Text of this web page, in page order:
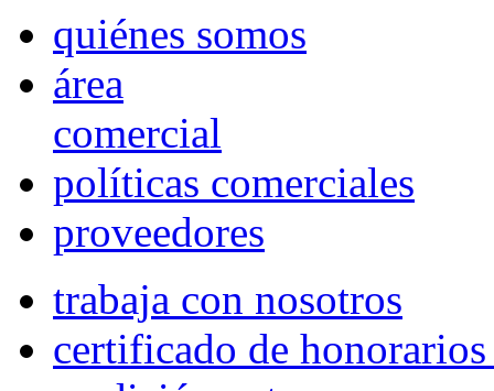
quiénes somos
área
comercial
políticas comerciales
proveedores
trabaja con nosotros
certificado de